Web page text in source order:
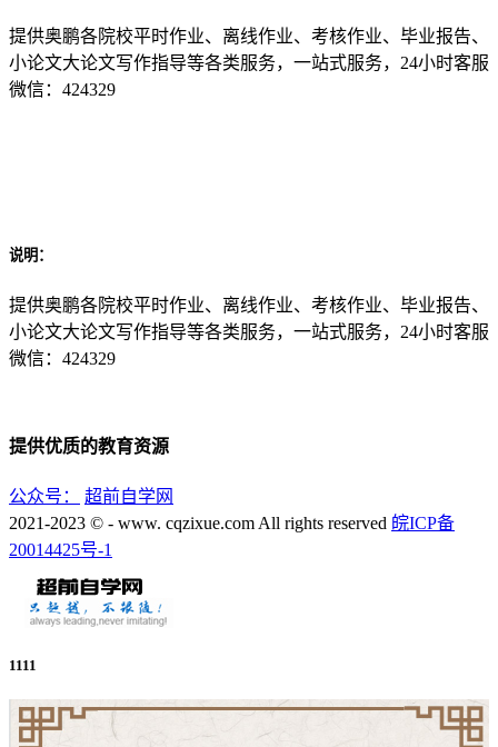
提供奥鹏各院校平时作业、离线作业、考核作业、毕业报告、
小论文大论文写作指导等各类服务，一站式服务，24小时客服
微信：424329
说明：
提供奥鹏各院校平时作业、离线作业、考核作业、毕业报告、
小论文大论文写作指导等各类服务，一站式服务，24小时客服
微信：424329
提供优质的教育资源
公众号：
超前自学网
2021-2023 © - www. cqzixue.com All rights reserved 皖ICP备
20014425号-1
1111